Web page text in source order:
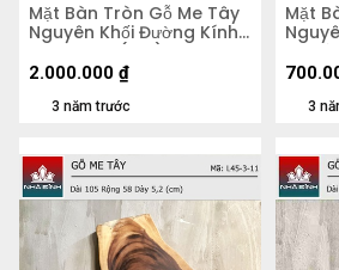
Mặt Bàn Tròn Gỗ Me Tây
Nguyên Khối Đường Kính
81 Dày 5,5 (cm)
3 năm trước
2.000.000 ₫
Mặt
59
3